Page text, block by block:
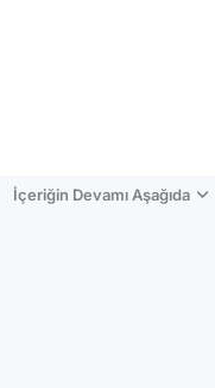
İçeriğin Devamı Aşağıda